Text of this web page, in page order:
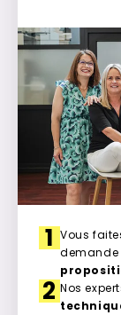
1 Vous
demande
2 Nos